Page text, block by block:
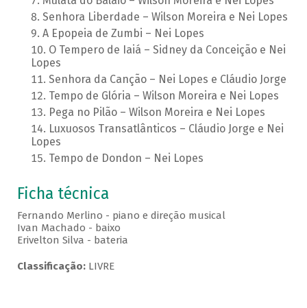
Senhora Liberdade – Wilson Moreira e Nei Lopes
A Epopeia de Zumbi – Nei Lopes
O Tempero de Iaiá – Sidney da Conceição e Nei
Lopes
Senhora da Canção – Nei Lopes e Cláudio Jorge
Tempo de Glória – Wilson Moreira e Nei Lopes
Pega no Pilão – Wilson Moreira e Nei Lopes
Luxuosos Transatlânticos – Cláudio Jorge e Nei
Lopes
Tempo de Dondon – Nei Lopes
Ficha técnica
Fernando Merlino - piano e direção musical
Ivan Machado - baixo
Erivelton Silva - bateria
Classificação:LIVRE